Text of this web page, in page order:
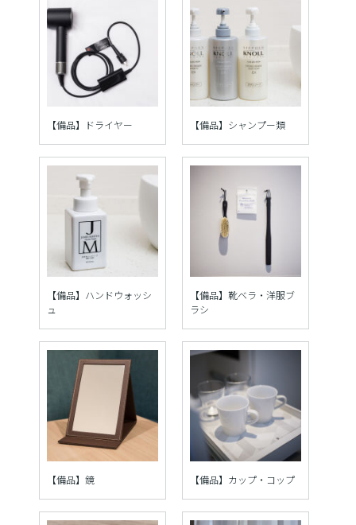
【備品】ドライヤー 【備品】シャンプー類
【備品】ハンドウォッシ
ュ
【備品】靴ベラ・洋服ブ
ラシ
【備品】鏡 【備品】カップ・コップ